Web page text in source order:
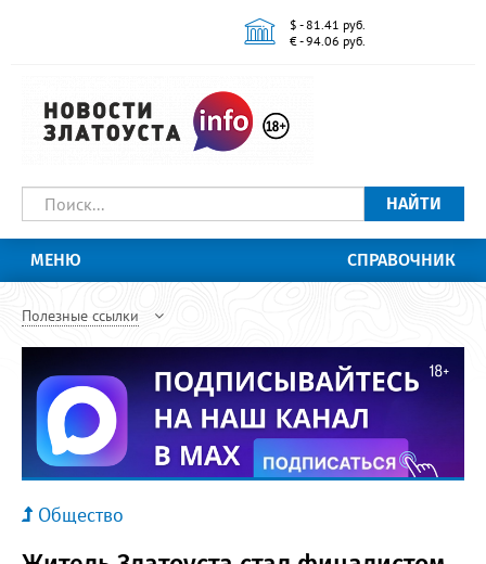
$ - 81.41 руб.
€ - 94.06 руб.
НАЙТИ
МЕНЮ СПРАВОЧНИК
Полезные ссылки
Общество